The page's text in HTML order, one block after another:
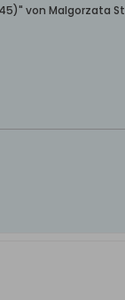
von Malgorzata